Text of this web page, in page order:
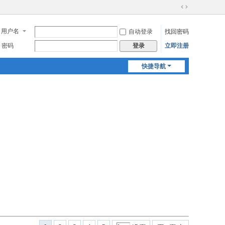
切
到
宽
用户名 自动登录
找回密码
密码
登录 立即注册
快捷导航